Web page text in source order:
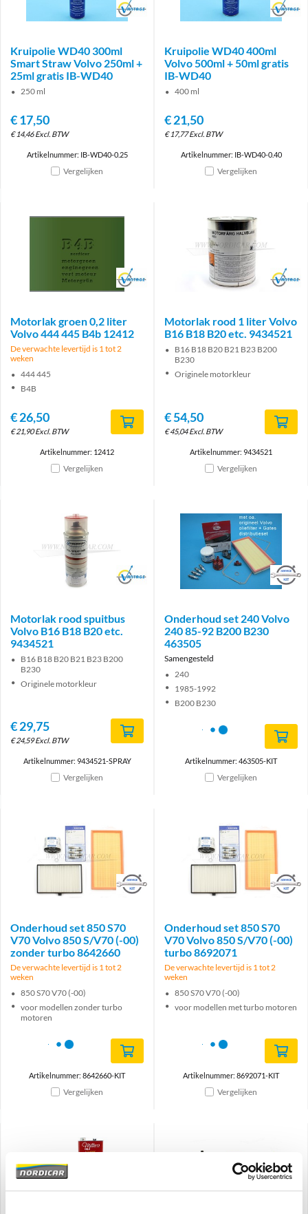
Brand
Kruipolie WD40 300ml
Smart Straw Volvo 250ml +
25ml gratis IB-WD40
250 ml
€17,50
€14,46 Excl. BTW
Artikelnummer: IB-WD40-0.25
Vergelijken
Brand
Kruipolie WD40 400ml
Volvo 500ml + 50ml gratis
IB-WD40
400 ml
€21,50
€17,77 Excl. BTW
Artikelnummer: IB-WD40-0.40
Vergelijken
Brand
Motorlak groen 0,2 liter
Volvo 444 445 B4b 12412
De verwachte levertijd is 1 tot 2
weken
444 445
B4B
€26,50
€21,90 Excl. BTW
Artikelnummer: 12412
Vergelijken
Brand
Motorlak rood 1 liter Volvo
B16 B18 B20 etc. 9434521
B16 B18 B20 B21 B23 B200
B230
Originele motorkleur
€54,50
€45,04 Excl. BTW
Artikelnummer: 9434521
Vergelijken
Brand
Motorlak rood spuitbus
Volvo B16 B18 B20 etc.
9434521
B16 B18 B20 B21 B23 B200
B230
Originele motorkleur
€29,75
€24,59 Excl. BTW
Artikelnummer: 9434521-SPRAY
Vergelijken
Brand
Onderhoud set 240 Volvo
240 85-92 B200 B230
463505
Samengesteld
240
1985-1992
B200 B230
Artikelnummer: 463505-KIT
Vergelijken
Brand
Onderhoud set 850 S70
V70 Volvo 850 S/V70 (-00)
zonder turbo 8642660
De verwachte levertijd is 1 tot 2
weken
850 S70 V70 (-00)
voor modellen zonder turbo
motoren
Artikelnummer: 8642660-KIT
Vergelijken
Brand
Onderhoud set 850 S70
V70 Volvo 850 S/V70 (-00)
turbo 8692071
De verwachte levertijd is 1 tot 2
weken
850 S70 V70 (-00)
voor modellen met turbo motoren
Artikelnummer: 8692071-KIT
Vergelijken